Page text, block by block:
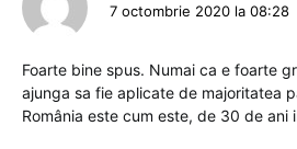
7 octombrie 2020 la 08:28
Foarte bine spus. Numai ca e foarte
ajunga sa fie aplicate de majoritatea
România este cum este, de 30 de ani